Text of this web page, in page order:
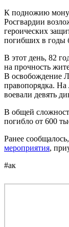
К подножию
Росгвардии
героических
погибших в годы
В этот день, 82
на прочность
В освобождение
правопорядка.
воевали девять
В общей
погибло от 600
Ранее
мероприятия,
#ак